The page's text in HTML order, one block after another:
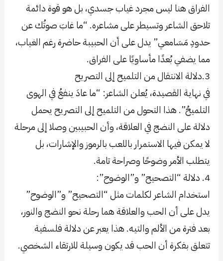
الفراق هنا ليس مجرد غياب جسدي، بل هو قوة دائمة
تلاحق الشاعر وتسيطر على مشاعره. “ما غابَ صوتُك عن
حدودِ مَسَامعي” يدل على أن الحبيبة حاضرة رغم الغياب،
مما يضفي بُعدًا مأساويًا على الفراق.
3.دلالة الانتقال من التلميح إلى التصريح
في نهاية القصيدة، يُعلن الشاعر: “ما عادَ ينفعُ في الهوى
التلميحُ”. هذا التحول من التلميح إلى التصريح يحمل
دلالة على النضج في العلاقة، وأن الحبيبين وصلا إلى مرحلة
لا يمكن فيها الاستمرار باللعب بالرموز والإشارات، بل
يتطلب الأمر وضوحًا وصراحة تامة.
4. دلالة “التصحيح” و”الوضوح”:
استخدام الشاعر لكلمات مثل “التصحيح” و”الوضوح”
يدل على أن الحب والعلاقة هما رحلة نحو النضج والنور،
بعد فترة من الألم والتيه. هذا يعبر عن دلالة فلسفية
تتعلق بفكرة أن الحب قد يكون وسيلة للارتقاء الشخصي.